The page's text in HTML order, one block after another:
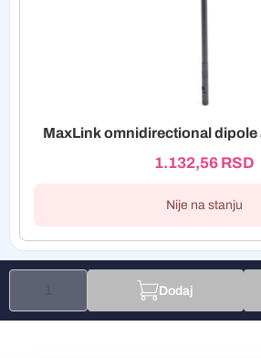
MaxLink omnidirectional
1.132,56 RSD
Nije na stanju
Dodaj